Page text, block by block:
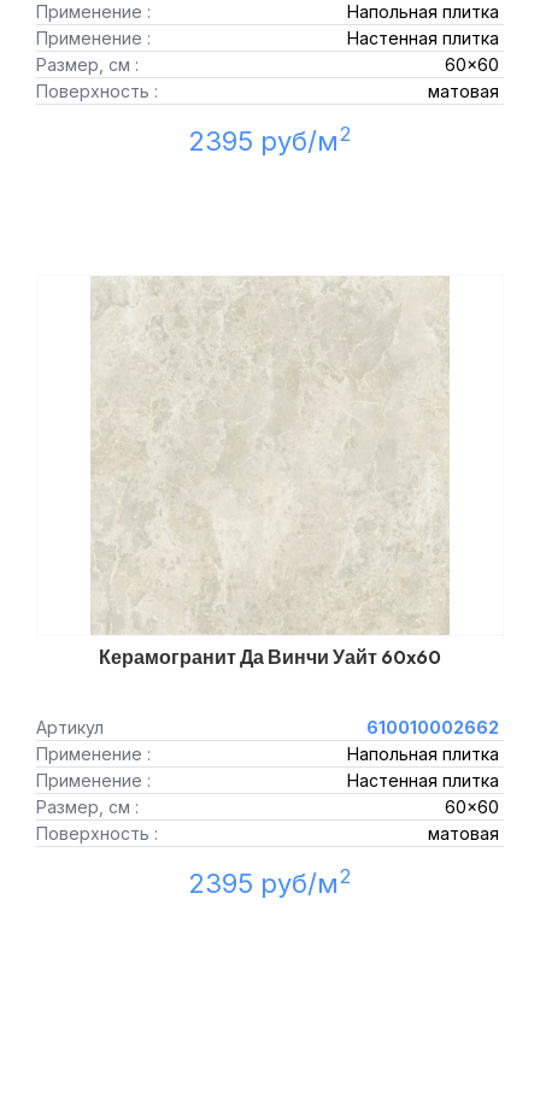
Применение :
Напольная плитка
Применение :
Настенная плитка
Размер, см :
60x60
Поверхность :
матовая
2395 руб/м2
Керамогранит Да Винчи Уайт 60x60
Артикул
610010002662
Применение :
Напольная плитка
Применение :
Настенная плитка
Размер, см :
60x60
Поверхность :
матовая
2395 руб/м2